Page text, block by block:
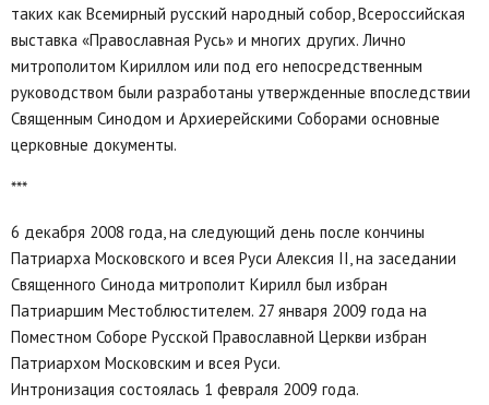
таких как Всемирный русский народный собор, Всероссийская
выставка «Православная Русь» и многих других. Лично
митрополитом Кириллом или под его непосредственным
руководством были разработаны утвержденные впоследствии
Священным Синодом и Архиерейскими Соборами основные
церковные документы.
***
6 декабря 2008 года, на следующий день после кончины
Патриарха Московского и всея Руси Алексия II, на заседании
Священного Синода митрополит Кирилл был избран
Патриаршим Местоблюстителем. 27 января 2009 года на
Поместном Соборе Русской Православной Церкви избран
Патриархом Московским и всея Руси.
Интронизация состоялась 1 февраля 2009 года.